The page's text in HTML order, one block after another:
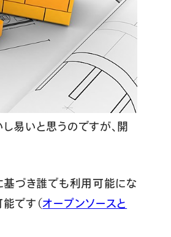
易いと思うのですが、開
基づき誰でも利用可能にな
です（オープンソースと